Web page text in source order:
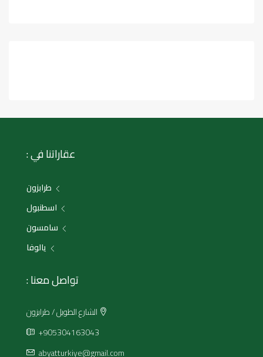
عقاراتنا في :
طرابزون
اسطنبول
سامسون
يالوفا
تواصل معنا :
الشارع الطويل / طرابزون
+905304163043
abyatturkiye@gmail.com